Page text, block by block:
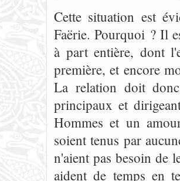
Cette situation est
Faërie. Pourquoi ? Il
à part entière, dont
première,et encore
La relation doit
principaux et
Hommes et un
soient tenus par
n'aient pas besoin de
aident de temps en